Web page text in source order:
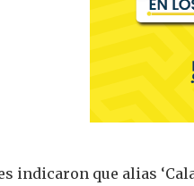
indicaron que alias